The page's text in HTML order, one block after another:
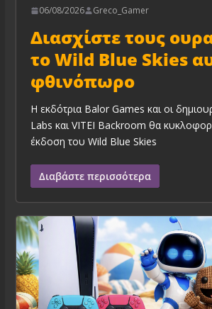
06/08/2026 Greco_Gamer
Διασχίστε τους
το Wild Blue Skies
φθινόπωρο
Η εκδότρια Balor Games και οι
Labs και VITEI Backroom θα
έκδοση του Wild Blue Skies
Διαβάστε περισσότερα